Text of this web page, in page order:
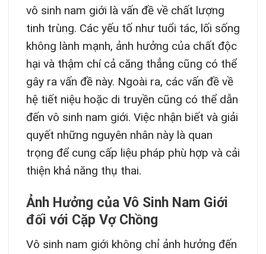
vô sinh nam giới là vấn đề về chất lượng
tinh trùng. Các yếu tố như tuổi tác, lối sống
không lành mạnh, ảnh hưởng của chất độc
hại và thậm chí cả căng thẳng cũng có thể
gây ra vấn đề này. Ngoài ra, các vấn đề về
hệ tiết niệu hoặc di truyền cũng có thể dẫn
đến vô sinh nam giới. Việc nhận biết và giải
quyết những nguyên nhân này là quan
trọng để cung cấp liệu pháp phù hợp và cải
thiện khả năng thụ thai.
Ảnh Hưởng của Vô Sinh Nam Giới
đối với Cặp Vợ Chồng
Vô sinh nam giới không chỉ ảnh hưởng đến